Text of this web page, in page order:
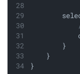
        }
    }
}